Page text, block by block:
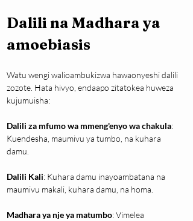
Dalili na Madhara ya
amoebiasis
Watu wengi walioambukizwa hawaonyeshi dalili
zozote. Hata hivyo, endaapo zitatokea huweza
kujumuisha:
Dalili za mfumo wa mmeng'enyo wa chakula:
Kuendesha, maumivu ya tumbo, na kuhara
damu.
Dalili Kali: Kuhara damu inayoambatana na
maumivu makali, kuhara damu, na homa.
Madhara ya nje ya matumbo: Vimelea